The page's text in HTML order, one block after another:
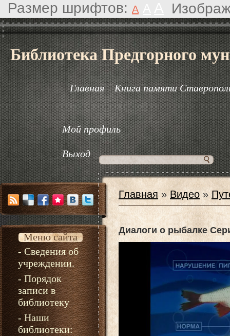
Размер шрифтов: A
Библиотека Предгорного
Главная Книга памяти
Мой профиль
Выход
Меню сайта
- Сведения об
учреждении.
- Порядок
записи в
библиотеку
- Наши
библиотеки:
Главная »Видео »
Диалоги о рыбалке